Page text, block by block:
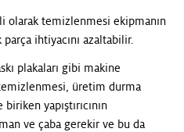
olarak temizlenmesi ekipmanın
ihtiyacını azaltabilir.
plakaları gibi makine
üretim durma
yapıştırıcının
ve çaba gerekir ve bu da